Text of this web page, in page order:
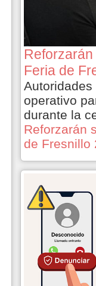
Feria de
operativo
durante la
Reforzarán
de Fresnillo